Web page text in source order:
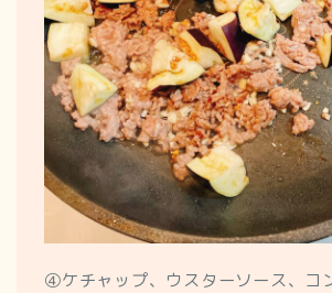
④ケチャップ、ウスターソース、コ